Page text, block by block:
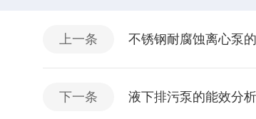
上一条 不锈钢耐腐蚀离心泵
下一条 液下排污泵的能效分